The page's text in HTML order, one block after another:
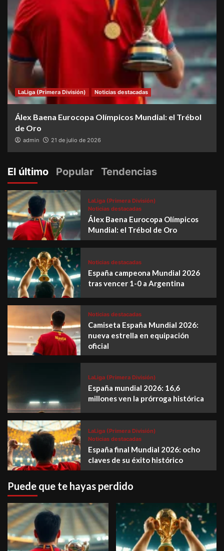
LaLiga (Primera División) Noticias destacadas
Álex Baena Eurocopa Olímpicos Mundial: el Trébol
de Oro
admin 21 de julio de 2026
El último Popular Tendencias
LaLiga (Primera División)
Noticias destacadas
Álex Baena Eurocopa Olímpicos
Mundial: el Trébol de Oro
Noticias destacadas
España campeona Mundial 2026
tras vencer 1-0 a Argentina
Noticias destacadas
Camiseta España Mundial 2026:
nueva estrella en equipación
oficial
LaLiga (Primera División)
España mundial 2026: 16,6
millones ven la prórroga histórica
LaLiga (Primera División)
Noticias destacadas
España final Mundial 2026: ocho
claves de su éxito histórico
Puede que te hayas perdido